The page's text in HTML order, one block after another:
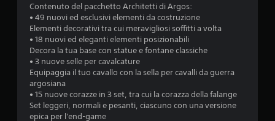
Contenuto del pacchetto Architetti di Argos:
• 49 nuovi ed esclusivi elementi da costruzione
Elementi decorativi tra cui meravigliosi soffitti a volta
• 18 nuovi ed eleganti elementi posizionabili
Decora la tua base con statue e fontane classiche
• 3 nuove selle per cavalcature
Equipaggia il tuo cavallo con la sella per cavalli da guerra
argosiana
• 15 nuove corazze in 3 set, tra cui la corazza della falange
Set leggeri, normali e pesanti, ciascuno con una versione
epica per l'end-game